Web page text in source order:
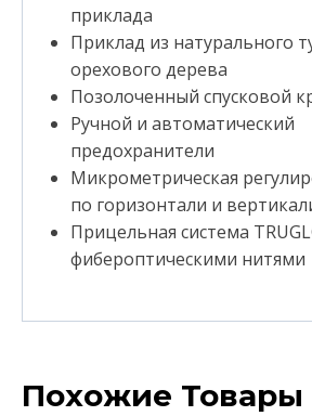
приклада
Приклад из натурального
орехового дерева
Позолоченный спусковой
Ручной и автоматический
предохранители
Микрометрическая
по горизонтали и
Прицельная система
фибероптическими нитями
Похожие Товары